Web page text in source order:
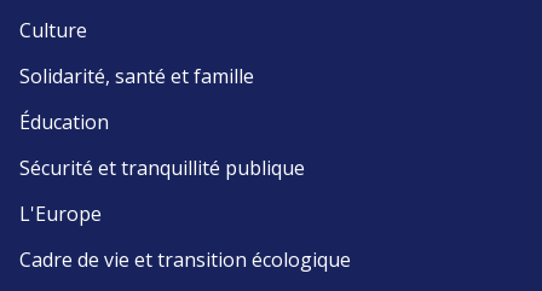
Culture
Solidarité, santé et famille
Éducation
Sécurité et tranquillité publique
L'Europe
Cadre de vie et transition écologique